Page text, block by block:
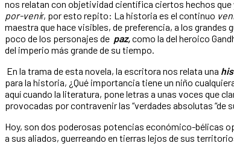
nos relatan con objetividad científica ciertos hechos
por-venir, por esto repito: La historia es el continuo
maestra que hace visibles, de preferencia, a los grandes
poco de los personajes de paz,como la del heroico
del imperio más grande de su tiempo.
En la trama de esta novela, la escritora nos relata una
para la historia, ¿Qué importancia tiene un niño
aquí cuando la literatura, pone letras a unas voces que
provocadas por contravenir las “verdades absolutas
Hoy, son dos poderosas potencias económico-bélicas
a sus aliados, guerreando en tierras lejos de sus